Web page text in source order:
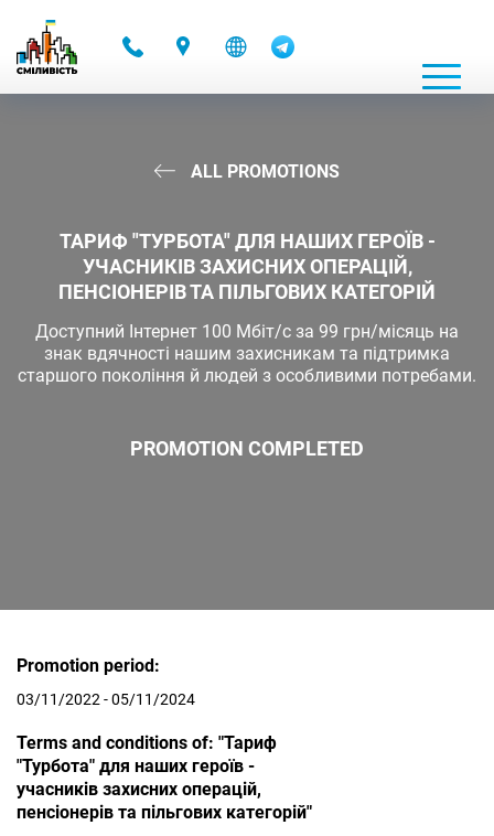
ALL PROMOTIONS
ТАРИФ "ТУРБОТА" ДЛЯ НАШИХ ГЕРОЇВ -
УЧАСНИКІВ ЗАХИСНИХ ОПЕРАЦІЙ,
ПЕНСІОНЕРІВ ТА ПІЛЬГОВИХ КАТЕГОРІЙ
Доступний Інтернет 100 Мбіт/с за 99 грн/місяць на
знак вдячності нашим захисникам та підтримка
старшого покоління й людей з особливими потребами.
PROMOTION COMPLETED
Promotion period:
03/11/2022 - 05/11/2024
Terms and conditions of: "Тариф
"Турбота" для наших героїв -
учасників захисних операцій,
пенсіонерів та пільгових категорій"